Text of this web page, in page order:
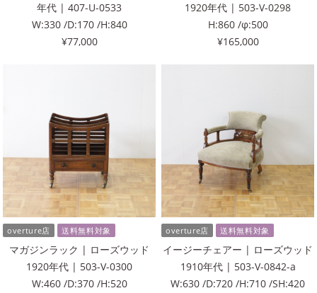
年代 | 407-U-0533
W:330 /D:170 /H:840
¥77,000
1920年代 | 503-V-0298
H:860 /φ:500
¥165,000
overture店 送料無料対象
マガジンラック | ローズウッド
1920年代 | 503-V-0300
W:460 /D:370 /H:520
overture店 送料無料対象
イージーチェアー | ローズウッド
1910年代 | 503-V-0842-a
W:630 /D:720 /H:710 /SH:420